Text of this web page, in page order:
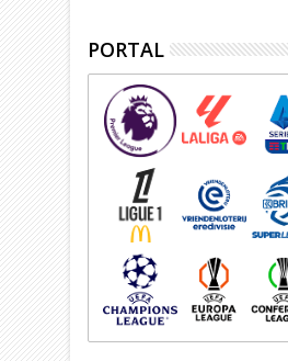
PORTAL